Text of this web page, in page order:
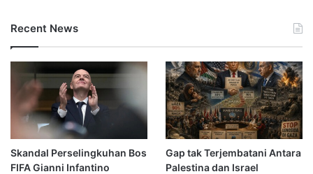
Recent News
Skandal Perselingkuhan Bos
FIFA Gianni Infantino
Gap tak Terjembatani Antara
Palestina dan Israel